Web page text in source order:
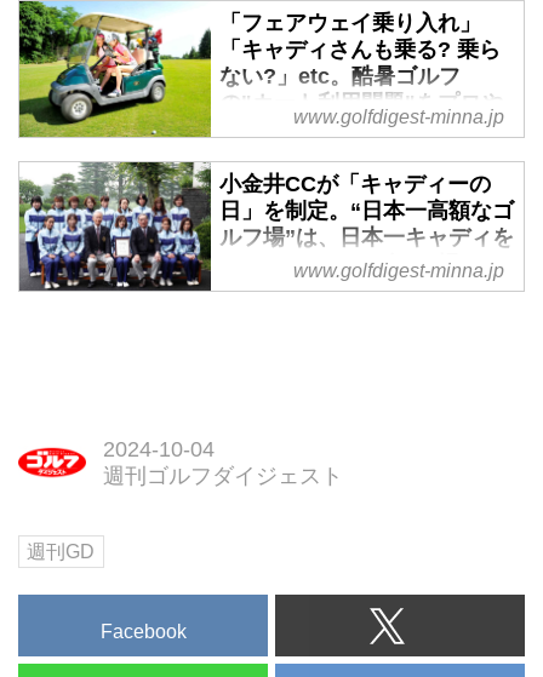
改修の手を施すことで、コースが
バージョンアップするという例を
紹介。標高1200メートル、北軽
井沢に位置する太平洋クラブ軽井
沢リゾートの浅間コースは、昨年
行した。
「フェアウェイ乗り入れ」
「キャディさんも乗る? 乗ら
ない?」etc。酷暑ゴルフ
の"カート利用問題"をプロや
識者らで考えた - みんなのゴ
ルフダイジェスト
たびたび話題になるゴルフ場
の”カート利用問題”。フェアウェ
イ乗り入れや酷暑ラウンドでのカ
ート使用、最近話題になったキャ
www.golfdigest-minna.jp
小金井CCが「キャディーの
日」を制定。“日本一高額なゴ
ルフ場”は、日本一キャディを
リスペクトするゴルフ場だっ
た!? - みんなのゴルフダイジ
んな小金井CCからの申請によ
www.golfdigest-minna.jp
2024-10-04
週刊ゴルフダイジェスト
週刊GD
Facebook